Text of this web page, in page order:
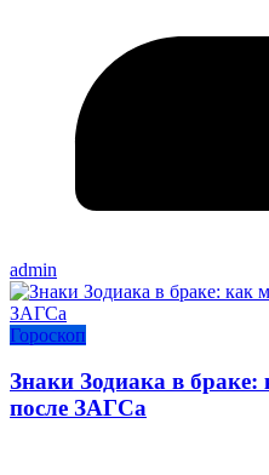
admin
Гороскоп
Знаки Зодиака в
после ЗАГСа